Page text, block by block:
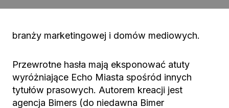
branży marketingowej i domów mediowych.
Przewrotne hasła mają eksponować atuty
wyróżniające Echo Miasta spośród innych
tytułów prasowych. Autorem kreacji jest
agencja Bimers (do niedawna Bimer